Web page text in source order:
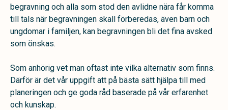
begravning och alla som stod den avlidne nära får komma
till tals när begravningen skall förberedas, även barn och
ungdomar i familjen, kan begravningen bli det fina avsked
som önskas.
Som anhörig vet man oftast inte vilka alternativ som finns.
Därför är det vår uppgift att på bästa sätt hjälpa till med
planeringen och ge goda råd baserade på vår erfarenhet
och kunskap.